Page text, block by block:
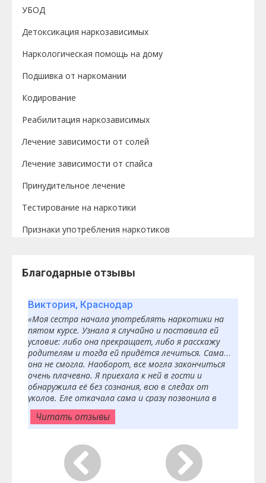
УБОД
Детоксикация наркозависимых
Наркологическая помощь на дому
Подшивка от наркомании
Кодирование
Реабилитация наркозависимых
Лечение зависимости от солей
Лечение зависимости от спайса
Принудительное лечение
Тестирование на наркотики
Признаки употребления наркотиков
Благодарные отзывы
Виктория, Краснодар
«Моя сестра начала употреблять наркотики на
пятом курсе. Узнала я случайно и поставила ей
условие: либо она прекращает, либо я расскажу
родителям и тогда ей придётся лечиться. Сама
она не смогла. Наоборот, все могла закончиться
очень плачевно. Я приехала к ней в гости и
обнаружила её без сознания, всю в следах от
уколов. Еле откачала сама и сразу позвонила в
клинику «ДельтаМед». Контакты клиники нашла в
интернете и сохранила, как будто
предчувствовала, что-то пригодятся. Врачи
приехали очень быстро и забрали сестру в
стационар. Очень долго проводилась процедура
очистки организма, так как было сильно
отравление наркотиками. После этого сестра
Читать отзывы